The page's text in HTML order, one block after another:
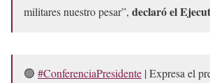
militares nuestro pesar”, declaró el
🟢 #ConferenciaPresidente | Expresa el